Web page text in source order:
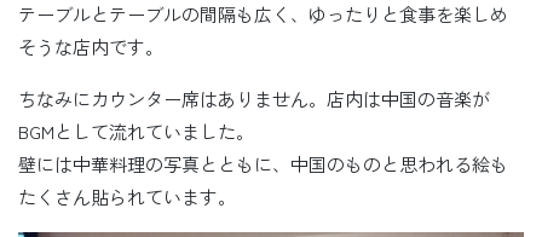
テーブルとテーブルの間隔も広く、ゆったりと食事を楽しめ
そうな店内です。
ちなみにカウンター席はありません。店内は中国の音楽が
BGMとして流れていました。
壁には中華料理の写真とともに、中国のものと思われる絵も
たくさん貼られています。